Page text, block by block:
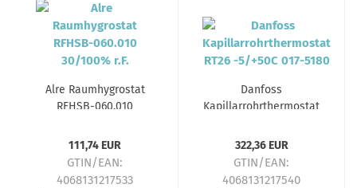
Alre Raumhygrostat
RFHSB-060.010
111,74 EUR
GTIN/EAN:
4068131217533
Danfoss
Kapillarrohrthermostat
322,36 EUR
GTIN/EAN:
4068131217540